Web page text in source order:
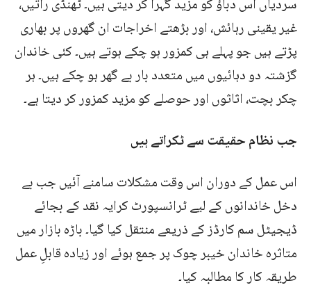
سردیاں اس دباؤ کو مزید گہرا کر دیتی ہیں۔ ٹھنڈی راتیں،
غیر یقینی رہائش، اور بڑھتے اخراجات ان گھروں پر بھاری
پڑتے ہیں جو پہلے ہی کمزور ہو چکے ہوتے ہیں۔ کئی خاندان
گزشتہ دو دہائیوں میں متعدد بار بے گھر ہو چکے ہیں۔ ہر
چکر بچت، اثاثوں اور حوصلے کو مزید کمزور کر دیتا ہے۔
جب نظام حقیقت سے ٹکراتے ہیں
اس عمل کے دوران اس وقت مشکلات سامنے آئیں جب بے
دخل خاندانوں کے لیے ٹرانسپورٹ کرایہ نقد کے بجائے
ڈیجیٹل سم کارڈز کے ذریعے منتقل کیا گیا۔ باڑہ بازار میں
متاثرہ خاندان خیبر چوک پر جمع ہوئے اور زیادہ قابلِ عمل
طریقہ کار کا مطالبہ کیا۔